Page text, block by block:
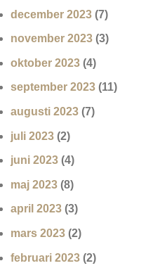
december 2023 (7)
november 2023 (3)
oktober 2023 (4)
september 2023 (11)
augusti 2023 (7)
juli 2023 (2)
juni 2023 (4)
maj 2023 (8)
april 2023 (3)
mars 2023 (2)
februari 2023 (2)